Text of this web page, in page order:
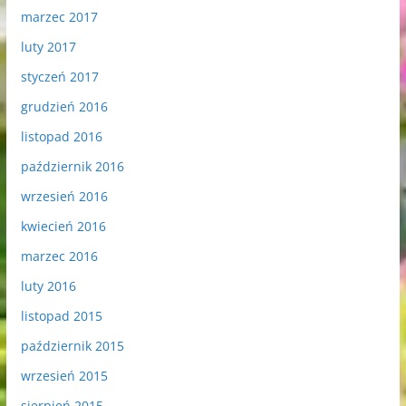
marzec 2017
luty 2017
styczeń 2017
grudzień 2016
listopad 2016
październik 2016
wrzesień 2016
kwiecień 2016
marzec 2016
luty 2016
listopad 2015
październik 2015
wrzesień 2015